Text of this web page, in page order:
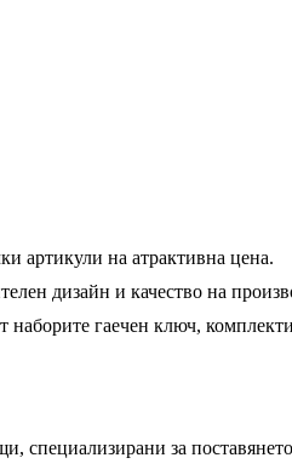
артикули на атрактивна цена.
дизайн и качество на
наборите гаечен ключ,
специализирани за